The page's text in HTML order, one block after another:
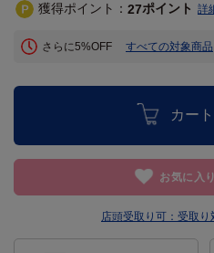
獲得ポイント： 27ポイント 詳
さらに5%OFF すべての対象商品
カー
お気に入
店頭受取り可： 受取り